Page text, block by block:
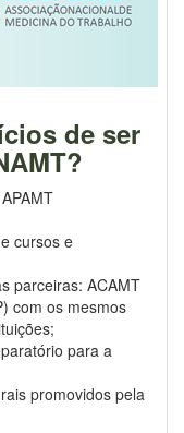
de ser
cursos e
parceiras: ACAMT
com os mesmos
para a
promovidos pela